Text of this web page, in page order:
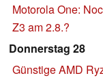
Motorola One:
Z3 am 2.8.?
Donnerstag 28
Günstige AMD